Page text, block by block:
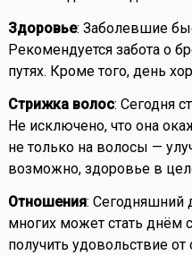
Здоровье: Заболевшие
Рекомендуется забота о
путях. Кроме того, день
Стрижка волос: Сегодня
Не исключено, что она
не только на волосы —
возможно, здоровье в
Отношения: Сегодняшний
многих может стать днём
получить удовольствие от